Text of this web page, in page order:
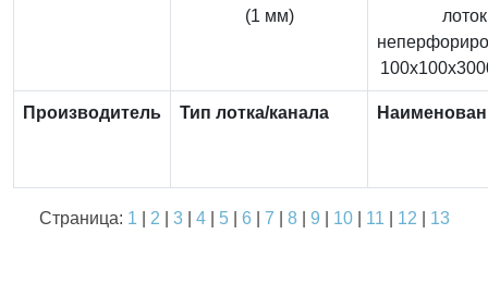
(1 мм)
лоток
Производитель Тип лотка/канала
Страница: 1 2 3| 4| 5| 6 7 8| 9 10| 11 12 13